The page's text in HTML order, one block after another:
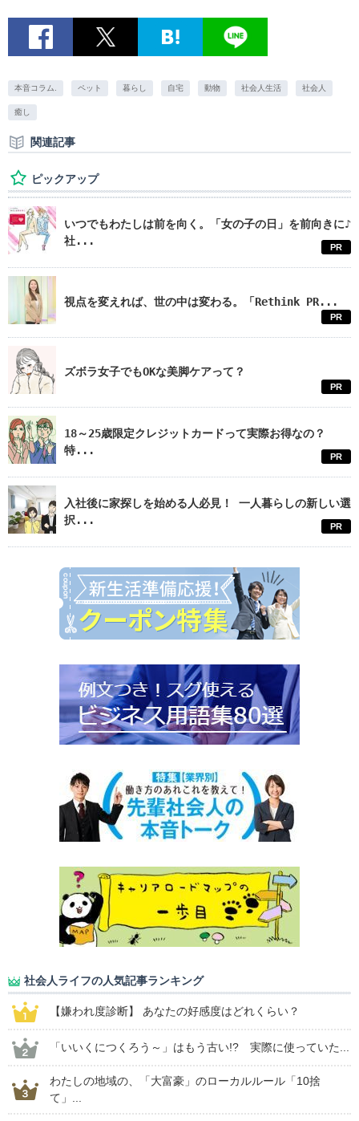
本音コラム. ペット 暮らし 自宅 動物 社会人生活 社会人
癒し
関連記事
ピックアップ
いつでもわたしは前を向く。「女の子の日」を前向きに♪
社...
PR
視点を変えれば、世の中は変わる。「Rethink PR...
PR
ズボラ女子でもOKな美脚ケアって？
PR
18～25歳限定クレジットカードって実際お得なの？
特...
PR
入社後に家探しを始める人必見！ 一人暮らしの新しい選
択...
PR
社会人ライフの人気記事ランキング
【嫌われ度診断】 あなたの好感度はどれくらい？
「いいくにつくろう～」はもう古い!? 実際に使っていた...
わたしの地域の、「大富豪」のローカルルール「10捨
て」...